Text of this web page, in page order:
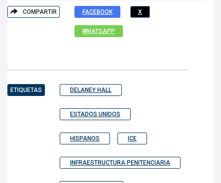
COMPARTIR FACEBOOK X
WHATSAPP
ETIQUETAS DELANEY HALL
ESTADOS UNIDOS
HISPANOS ICE
INFRAESTRUCTURA PENITENCIARIA